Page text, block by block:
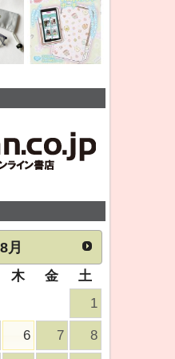
8月
木 金
土
1
6 7 8